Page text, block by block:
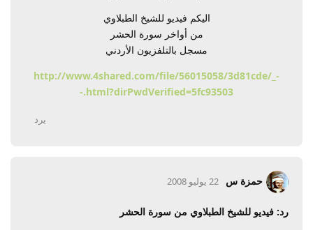
اليكم فيديو للشيخ الطبلاوي
من أواخر سورة الحشر
مسجل بالتلفزيون الأردني
http://www.4shared.com/file/56015058/3d81cde/_-
-.html?dirPwdVerified=5fc93503
يرد
حمزة س 22 يوليو 2008
رد: فيديو للشيخ الطبلاوي من سورة الحشر